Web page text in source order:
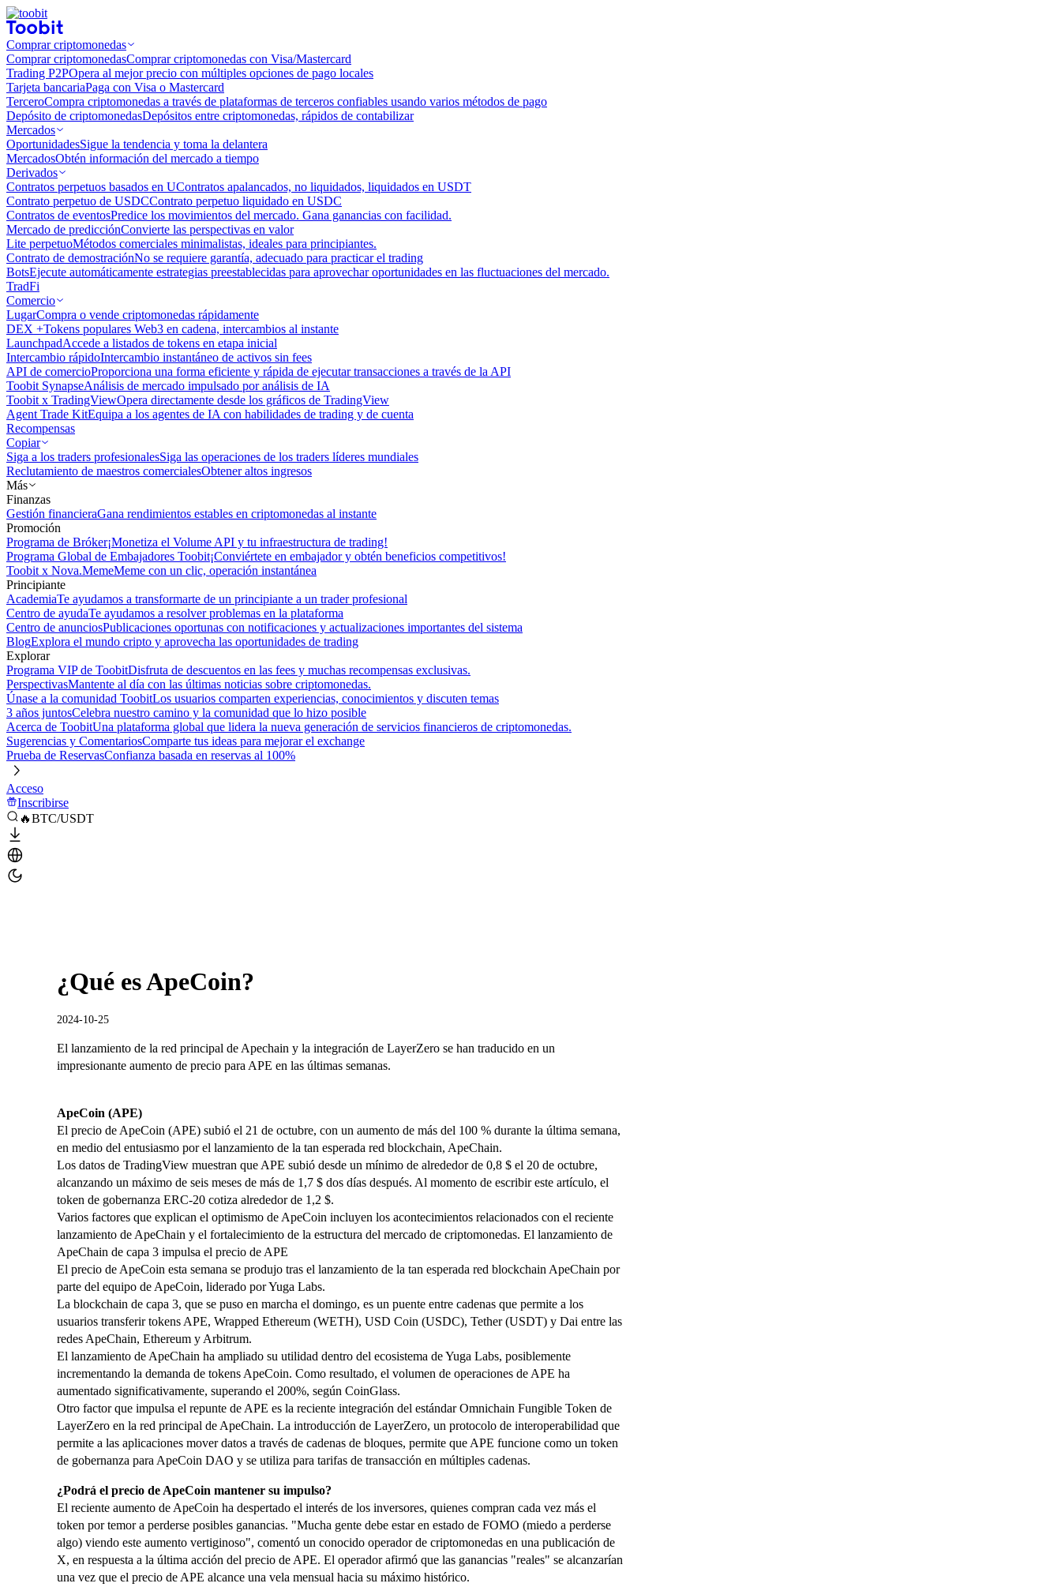
Comprar criptomonedas
Comprar criptomonedasComprar criptomonedas con Visa/Mastercard
Trading P2POpera al mejor precio con múltiples opciones de pago locales
Tarjeta bancariaPaga con Visa o Mastercard
TerceroCompra criptomonedas a través de plataformas de terceros confiables usando varios métodos de pago
Depósito de criptomonedasDepósitos entre criptomonedas, rápidos de contabilizar
Mercados
OportunidadesSigue la tendencia y toma la delantera
MercadosObtén información del mercado a tiempo
Derivados
Contratos perpetuos basados ​​en UContratos apalancados, no liquidados, liquidados en USDT
Contrato perpetuo de USDCContrato perpetuo liquidado en USDC
Contratos de eventosPredice los movimientos del mercado. Gana ganancias con facilidad.
Mercado de predicciónConvierte las perspectivas en valor
Lite perpetuoMétodos comerciales minimalistas, ideales para principiantes.
Contrato de demostraciónNo se requiere garantía, adecuado para practicar el trading
BotsEjecute automáticamente estrategias preestablecidas para aprovechar oportunidades en las fluctuaciones del mercado.
TradFi
Comercio
LugarCompra o vende criptomonedas rápidamente
DEX +Tokens populares Web3 en cadena, intercambios al instante
LaunchpadAccede a listados de tokens en etapa inicial
Intercambio rápidoIntercambio instantáneo de activos sin fees
API de comercioProporciona una forma eficiente y rápida de ejecutar transacciones a través de la API
Toobit SynapseAnálisis de mercado impulsado por análisis de IA
Toobit x TradingViewOpera directamente desde los gráficos de TradingView
Agent Trade KitEquipa a los agentes de IA con habilidades de trading y de cuenta
Recompensas
Copiar
Siga a los traders profesionalesSiga las operaciones de los traders líderes mundiales
Reclutamiento de maestros comercialesObtener altos ingresos
Más
Finanzas
Gestión financieraGana rendimientos estables en criptomonedas al instante
Promoción
Programa de Bróker¡Monetiza el Volume API y tu infraestructura de trading!
Programa Global de Embajadores Toobit¡Conviértete en embajador y obtén beneficios competitivos!
Toobit x Nova.MemeMeme con un clic, operación instantánea
Principiante
AcademiaTe ayudamos a transformarte de un principiante a un trader profesional
Centro de ayudaTe ayudamos a resolver problemas en la plataforma
Centro de anunciosPublicaciones oportunas con notificaciones y actualizaciones importantes del sistema
BlogExplora el mundo cripto y aprovecha las oportunidades de trading
Explorar
Programa VIP de ToobitDisfruta de descuentos en las fees y muchas recompensas exclusivas.
PerspectivasMantente al día con las últimas noticias sobre criptomonedas.
Únase a la comunidad ToobitLos usuarios comparten experiencias, conocimientos y discuten temas
3 años juntosCelebra nuestro camino y la comunidad que lo hizo posible
Acerca de ToobitUna plataforma global que lidera la nueva generación de servicios financieros de criptomonedas.
Sugerencias y ComentariosComparte tus ideas para mejorar el exchange
Prueba de ReservasConfianza basada en reservas al 100%
Acceso
Inscribirse
🔥BTC/USDT
¿Qué es ApeCoin?
2024-10-25
El lanzamiento de la red principal de Apechain y la integración de LayerZero se han traducido en un
impresionante aumento de precio para APE en las últimas semanas.
ApeCoin (APE)
El precio de ApeCoin (APE) subió el 21 de octubre, con un aumento de más del 100 % durante la última semana,
en medio del entusiasmo por el lanzamiento de la tan esperada red blockchain, ApeChain.
Los datos de TradingView muestran que APE subió desde un mínimo de alrededor de 0,8 $ el 20 de octubre,
alcanzando un máximo de seis meses de más de 1,7 $ dos días después. Al momento de escribir este artículo, el
token de gobernanza ERC-20 cotiza alrededor de 1,2 $.
Varios factores que explican el optimismo de ApeCoin incluyen los acontecimientos relacionados con el reciente
lanzamiento de ApeChain y el fortalecimiento de la estructura del mercado de criptomonedas. El lanzamiento de
ApeChain de capa 3 impulsa el precio de APE
El precio de ApeCoin esta semana se produjo tras el lanzamiento de la tan esperada red blockchain ApeChain por
parte del equipo de ApeCoin, liderado por Yuga Labs.
La blockchain de capa 3, que se puso en marcha el domingo, es un puente entre cadenas que permite a los
usuarios transferir tokens APE, Wrapped Ethereum (WETH), USD Coin (USDC), Tether (USDT) y Dai entre las
redes ApeChain, Ethereum y Arbitrum.
El lanzamiento de ApeChain ha ampliado su utilidad dentro del ecosistema de Yuga Labs, posiblemente
incrementando la demanda de tokens ApeCoin. Como resultado, el volumen de operaciones de APE ha
aumentado significativamente, superando el 200%, según CoinGlass.
Otro factor que impulsa el repunte de APE es la reciente integración del estándar Omnichain Fungible Token de
LayerZero en la red principal de ApeChain. La introducción de LayerZero, un protocolo de interoperabilidad que
permite a las aplicaciones mover datos a través de cadenas de bloques, permite que APE funcione como un token
de gobernanza para ApeCoin DAO y se utiliza para tarifas de transacción en múltiples cadenas.
¿Podrá el precio de ApeCoin mantener su impulso?
El reciente aumento de ApeCoin ha despertado el interés de los inversores, quienes compran cada vez más el
token por temor a perderse posibles ganancias. "Mucha gente debe estar en estado de FOMO (miedo a perderse
algo) viendo este aumento vertiginoso", comentó un conocido operador de criptomonedas en una publicación de
X, en respuesta a la última acción del precio de APE. El operador afirmó que las ganancias "reales" se alcanzarían
una vez que el precio de APE alcance una vela mensual hacia su máximo histórico.